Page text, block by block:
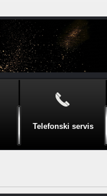
Telefonski servis